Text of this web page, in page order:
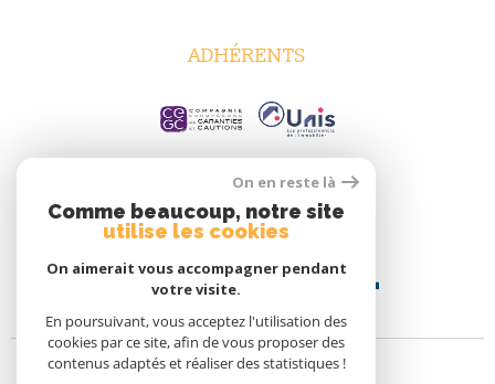
ADHÉRENTS
On en reste là
Comme beaucoup, notre site
utilise les cookies
On aimerait vous accompagner pendant
votre visite.
En poursuivant, vous acceptez l'utilisation des
cookies par ce site, afin de vous proposer des
contenus adaptés et réaliser des statistiques !